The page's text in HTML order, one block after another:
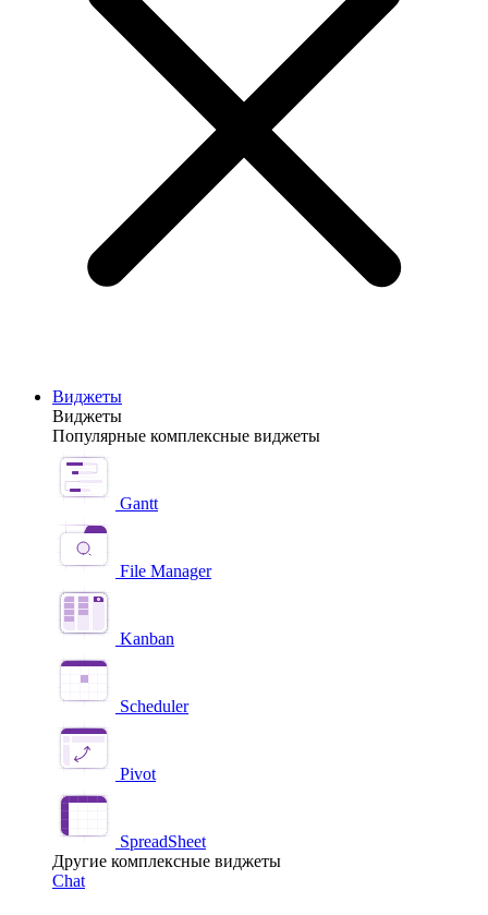
Виджеты
Виджеты
Популярные комплексные виджеты
Gantt
File Manager
Kanban
Scheduler
Pivot
SpreadSheet
Другие комплексные виджеты
Chat